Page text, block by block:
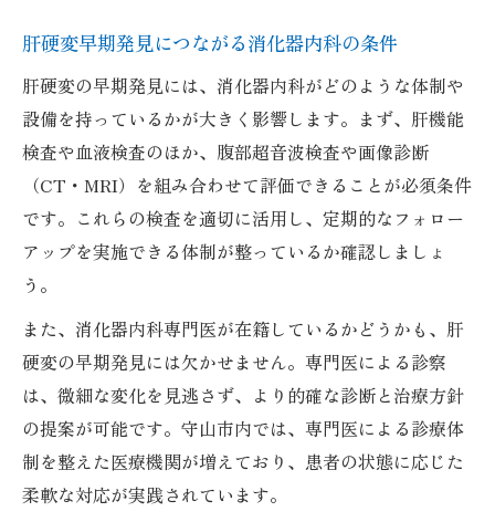
肝硬変早期発見につながる消化器内科の条件
肝硬変の早期発見には、消化器内科がどのような体制や
設備を持っているかが大きく影響します。まず、肝機能
検査や血液検査のほか、腹部超音波検査や画像診断
（CT・MRI）を組み合わせて評価できることが必須条件
です。これらの検査を適切に活用し、定期的なフォロー
アップを実施できる体制が整っているか確認しましょ
う。
また、消化器内科専門医が在籍しているかどうかも、肝
硬変の早期発見には欠かせません。専門医による診察
は、微細な変化を見逃さず、より的確な診断と治療方針
の提案が可能です。守山市内では、専門医による診療体
制を整えた医療機関が増えており、患者の状態に応じた
柔軟な対応が実践されています。